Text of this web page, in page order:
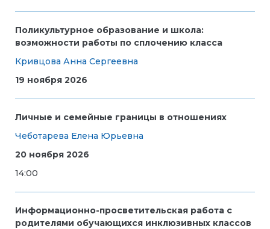
Поликультурное образование и школа:
возможности работы по сплочению класса
Кривцова Анна Сергеевна
19 ноября 2026
Личные и семейные границы в отношениях
Чеботарева Елена Юрьевна
20 ноября 2026
14:00
Информационно-просветительская работа с
родителями обучающихся инклюзивных классов